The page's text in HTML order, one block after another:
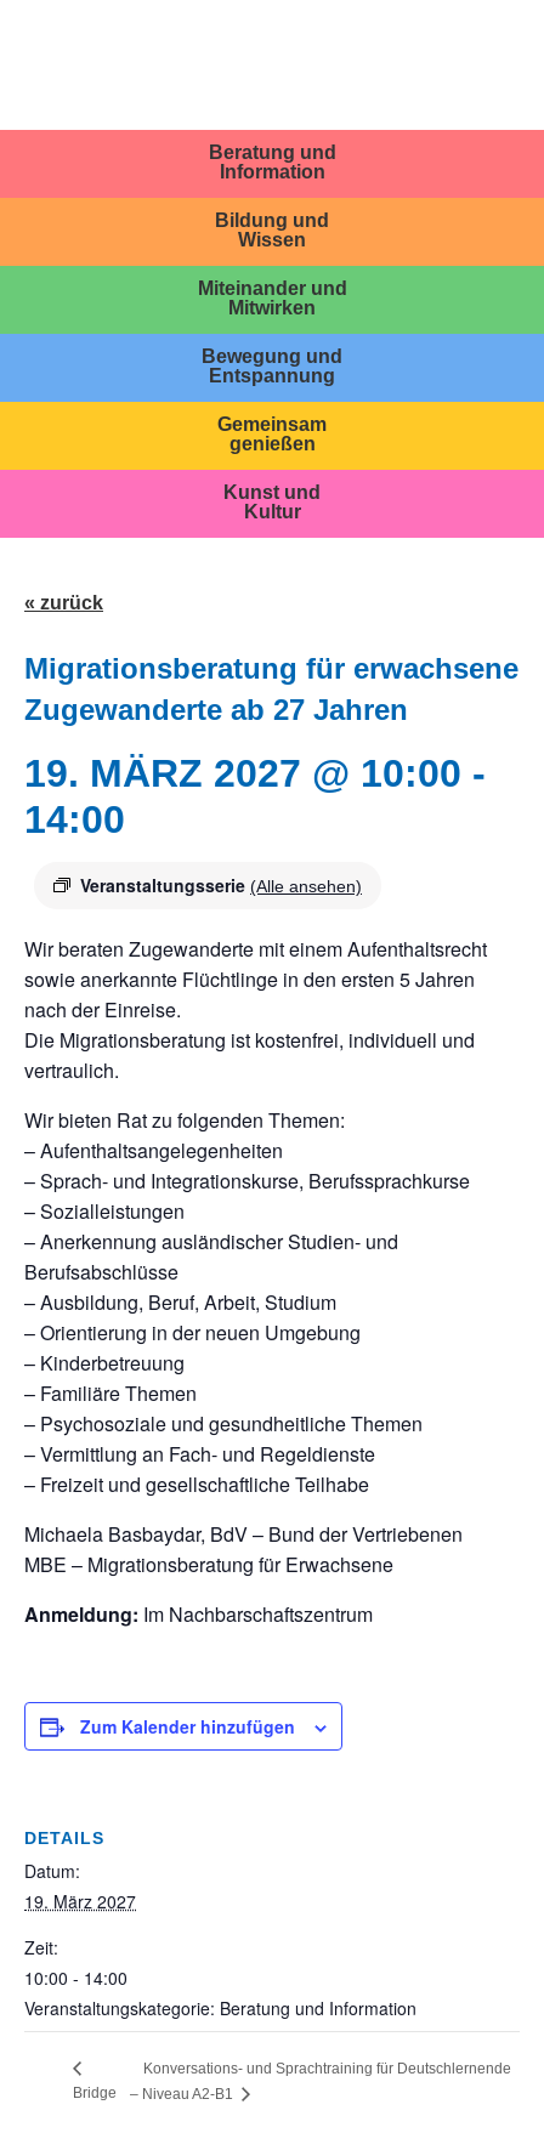
Beratung und
Information
Bildung und
Wissen
Miteinander und
Mitwirken
Bewegung und
Entspannung
Gemeinsam
genießen
Kunst und
Kultur
« zurück
Migrationsberatung für erwachsene
Zugewanderte ab 27 Jahren
19. MÄRZ 2027 @ 10:00 -
14:00
Veranstaltungsserie (Alle ansehen)
Wir beraten Zugewanderte mit einem Aufenthaltsrecht
sowie anerkannte Flüchtlinge in den ersten 5 Jahren
nach der Einreise.
Die Migrationsberatung ist kostenfrei, individuell und
vertraulich.
Wir bieten Rat zu folgenden Themen:
– Aufenthaltsangelegenheiten
– Sprach- und Integrationskurse, Berufssprachkurse
– Sozialleistungen
– Anerkennung ausländischer Studien- und
Berufsabschlüsse
– Ausbildung, Beruf, Arbeit, Studium
– Orientierung in der neuen Umgebung
– Kinderbetreuung
– Familiäre Themen
– Psychosoziale und gesundheitliche Themen
– Vermittlung an Fach- und Regeldienste
– Freizeit und gesellschaftliche Teilhabe
Michaela Basbaydar, BdV – Bund der Vertriebenen
MBE – Migrationsberatung für Erwachsene
Anmeldung: Im Nachbarschaftszentrum
Zum Kalender hinzufügen
DETAILS
Datum:
19. März 2027
Zeit:
10:00 - 14:00
Veranstaltungskategorie: Beratung und Information
Bridge
Konversations- und Sprachtraining für Deutschlernende
– Niveau A2-B1